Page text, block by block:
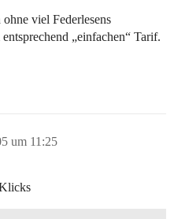
viel Federlesens
„einfachen“ Tarif.
um 11:25